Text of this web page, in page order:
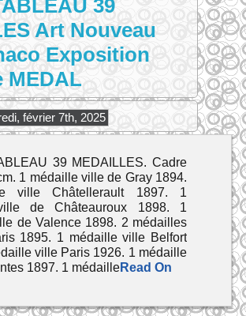
39
Art Nouveau
Exposition
MEDAL
février 7th, 2025
39 MEDAILLES. Cadre
1 médaille ville de Gray 1894.
ville Châtellerault 1897. 1
de Châteauroux 1898. 1
de Valence 1898. 2 médailles
1895. 1 médaille ville Belfort
ville Paris 1926. 1 médaille
1897. 1 médailleRead On